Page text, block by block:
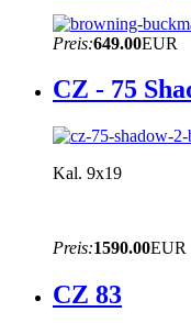
Preis:649.00EUR
CZ - 75
Kal. 9x19
Preis:1590.00EUR
CZ 83